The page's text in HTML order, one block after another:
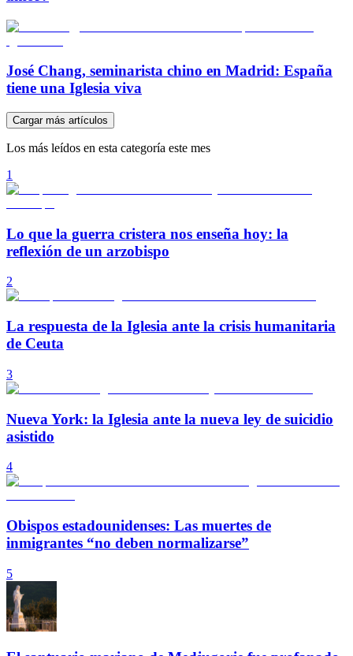
José Chang, seminarista chino en Madrid: España
tiene una Iglesia viva
Cargar más artículos
Los más leídos en esta categoría este mes
1
Lo que la guerra cristera nos enseña hoy: la
reflexión de un arzobispo
2
La respuesta de la Iglesia ante la crisis humanitaria
de Ceuta
3
Nueva York: la Iglesia ante la nueva ley de suicidio
asistido
4
Obispos estadounidenses: Las muertes de
inmigrantes “no deben normalizarse”
5